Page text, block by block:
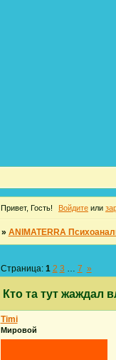
Привет, Гость! Войдите или
» ANIMATERRA
Кто та тут жаждал
Страница: 1 2 3 7 »
Timi
Мировой